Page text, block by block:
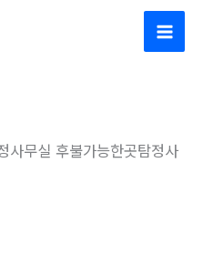
Main
무실 후불가능한곳탐정사